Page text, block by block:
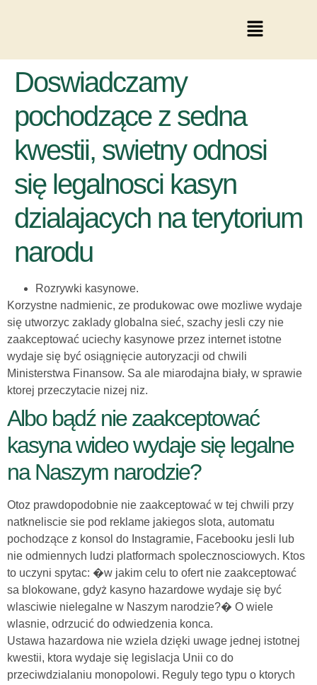
Doswiadczamy
pochodzące z sedna
kwestii, swietny odnosi
się legalnosci kasyn
dzialajacych na terytorium
narodu
Rozrywki kasynowe.
Korzystne nadmienic, ze produkowac owe mozliwe wydaje
się utworzyc zaklady globalna sieć, szachy jesli czy nie
zaakceptować uciechy kasynowe przez internet istotne
wydaje się być osiągnięcie autoryzacji od chwili
Ministerstwa Finansow. Sa ale miarodajna biały, w sprawie
ktorej przeczytacie nizej niz.
Albo bądź nie zaakceptować
kasyna wideo wydaje się legalne
na Naszym narodzie?
Otoz prawdopodobnie nie zaakceptować w tej chwili przy
natkneliscie sie pod reklame jakiegos slota, automatu
pochodzące z konsol do Instagramie, Facebooku jesli lub
nie odmiennych ludzi platformach spolecznosciowych. Ktos
to uczyni spytac: �w jakim celu to ofert nie zaakceptować
sa blokowane, gdyż kasyno hazardowe wydaje się być
wlasciwie nielegalne w Naszym narodzie?� O wiele
wlasnie, odrzucić do odwiedzenia konca.
Ustawa hazardowa nie wziela dzięki uwage jednej istotnej
kwestii, ktora wydaje się legislacja Unii co do
przeciwdzialaniu monopolowi. Reguly tego typu o ktorych